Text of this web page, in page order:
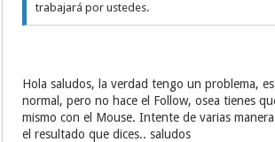
trabajará por ustedes.
Hola saludos, la verdad tengo un problema,
normal, pero no hace el Follow, osea tienes
mismo con el Mouse. Intente de varias
el resultado que dices.. saludos